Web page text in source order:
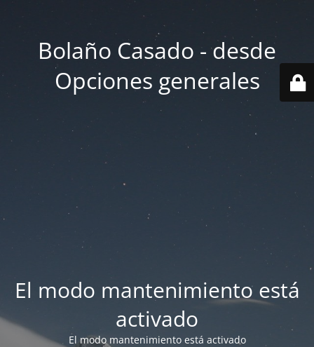
Bolaño Casado - desde
Opciones generales
El modo mantenimiento está
activado
El modo mantenimiento está activado